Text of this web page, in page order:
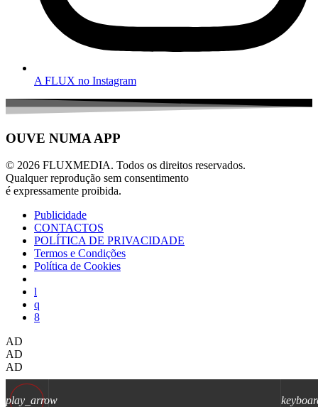
play_arrow
A FLUX no Instagram
OUVE NUMA APP
© 2026 FLUXMEDIA. Todos os direitos reservados.
Qualquer reprodução sem consentimento
é expressamente proibida.
Publicidade
CONTACTOS
POLÍTICA DE PRIVACIDADE
Termos e Condições
Política de Cookies
AD
AD
AD